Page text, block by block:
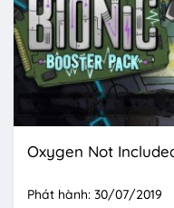
Oxygen Not
Phát hành: 30/07/2019